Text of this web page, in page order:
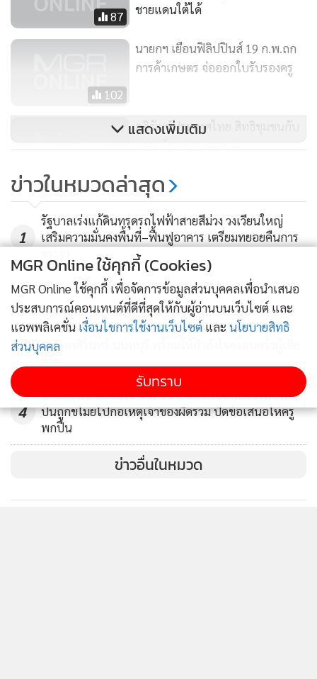
87
ชายแดนใต้ได้
102
นายกฯ เยือนฟิลิปปินส์ 19 ก.พ.ถก
การค้าเกษตร จ่อออกใบรับรองครู
อภิวัฒน์ประเทศไทย สิทธิชุมชนกับ
ความมั่นคงทางอาหาร
แสดงเพิ่มเติม
ข่าวในหมวดล่าสุด
1
รัฐบาลเร่งแก้ดินทรุดรถไฟฟ้าสายสีม่วง วงเวียนใหญ่
เสริมความมั่นคงพื้นที่–ฟื้นฟูอาคาร เตรียมทยอยคืนการ
2
3
"ยศชนัน" ร่วมพิธีรดน้ำศพ "ครูทิวาพร" เหยื่อเหตุสลด
รร.เทพศิรินทร์ นนทบุรี พร้อมให้กำลังใจครอบครัวผู้เสีย
4
นายกฯ สั่งเข้ม ไม่ใช่ จนท.พกปืนออกนอกบ้านโทษหนัก
ปืนถูกขโมยไปก่อเหตุเจ้าของผิดร่วม ปัดข้อเสนอให้ครู
พกปืน
ข่าวอื่นในหมวด
MGR Online ใช้คุกกี้ (Cookies)
MGR Online ใช้คุกกี้ เพื่อจัดการข้อมูลส่วนบุคคลเพื่อนำเสนอ
ประสบการณ์คอนเทนต์ที่ดีที่สุดให้กับผู้อ่านบนเว็บไซต์ และ
แอพพลิเคชั่น เงื่อนไขการใช้งานเว็บไซต์ และ นโยบายสิทธิ
ส่วนบุคคล
รับทราบ